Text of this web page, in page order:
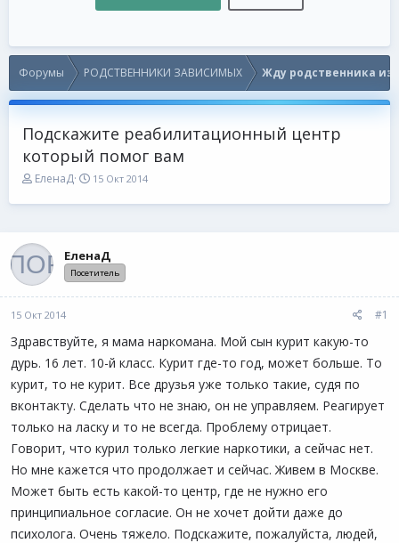
Форумы РОДСТВЕННИКИ ЗАВИСИМЫХ Жду родственника из
Подскажите реабилитационный центр
который помог вам
А
т
т
е
м
ЕленаД
Д
т
ч
а
15 Окт 2014
ЕленаД
Посетитель
15 Окт 2014 #1
Здравствуйте, я мама наркомана. Мой сын курит какую-то
дурь. 16 лет. 10-й класс. Курит где-то год, может больше. То
курит, то не курит. Все друзья уже только такие, судя по
вконтакту. Сделать что не знаю, он не управляем. Реагирует
только на ласку и то не всегда. Проблему отрицает.
Говорит, что курил только легкие наркотики, а сейчас нет.
Но мне кажется что продолжает и сейчас. Живем в Москве.
Может быть есть какой-то центр, где не нужно его
принципиальное согласие. Он не хочет дойти даже до
психолога. Очень тяжело. Подскажите, пожалуйста, людей,